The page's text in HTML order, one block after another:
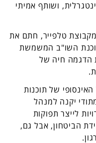
ושותף אמיתי
מקבוצת טלפייר, חתם את
השו"ב המשמשת
הדגמה חיה של
של תוכנות
יקנה למנהל
לייצר תפוקות
הביטחון, אבל גם,